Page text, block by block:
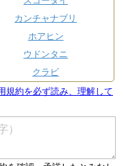
カンチャナブリ
ホアヒン
ウドンタニ
クラビ